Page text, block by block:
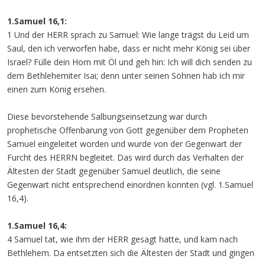
1.Samuel 16,1:
1 Und der HERR sprach zu Samuel: Wie lange trägst du Leid um
Saul, den ich verworfen habe, dass er nicht mehr König sei über
Israel? Fülle dein Horn mit Öl und geh hin: Ich will dich senden zu
dem Bethlehemiter Isai; denn unter seinen Söhnen hab ich mir
einen zum König ersehen.
Diese bevorstehende Salbungseinsetzung war durch
prophetische Offenbarung von Gott gegenüber dem Propheten
Samuel eingeleitet worden und wurde von der Gegenwart der
Furcht des HERRN begleitet. Das wird durch das Verhalten der
Ältesten der Stadt gegenüber Samuel deutlich, die seine
Gegenwart nicht entsprechend einordnen konnten (vgl. 1.Samuel
16,4).
1.Samuel 16,4:
4 Samuel tat, wie ihm der HERR gesagt hatte, und kam nach
Bethlehem. Da entsetzten sich die Ältesten der Stadt und gingen